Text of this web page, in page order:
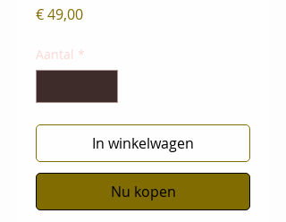
€ 49,00Prijs
Aantal *
In winkelwagen
Nu kopen